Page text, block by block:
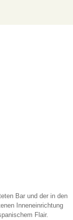
Bar und der in den
Inneneinrichtung
Flair.